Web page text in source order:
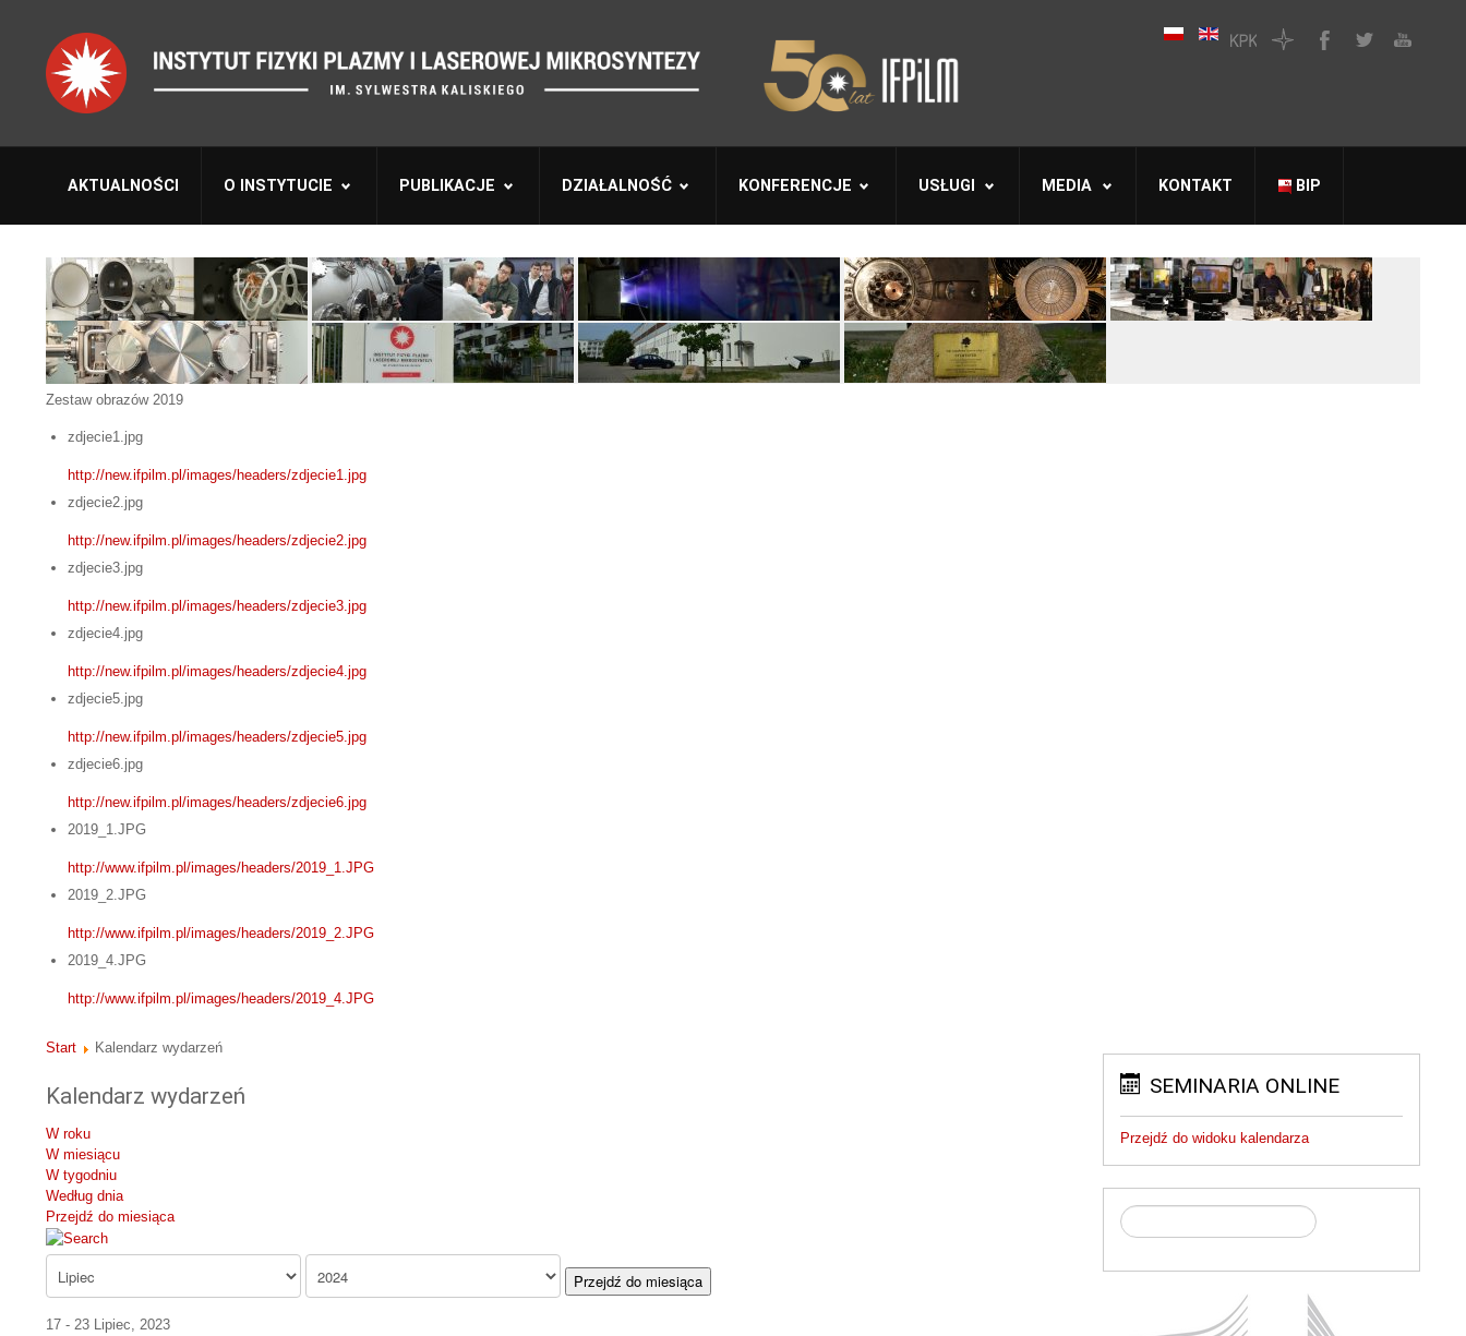
AKTUALNOŚCI O INSTYTUCIE PUBLIKACJE DZIAŁALNOŚĆ KONFERENCJE USŁUGI MEDIA KONTAKT BIP
Zestaw obrazów 2019
zdjecie1.jpg
http://new.ifpilm.pl/images/headers/zdjecie1.jpg
zdjecie2.jpg
http://new.ifpilm.pl/images/headers/zdjecie2.jpg
zdjecie3.jpg
http://new.ifpilm.pl/images/headers/zdjecie3.jpg
zdjecie4.jpg
http://new.ifpilm.pl/images/headers/zdjecie4.jpg
zdjecie5.jpg
http://new.ifpilm.pl/images/headers/zdjecie5.jpg
zdjecie6.jpg
http://new.ifpilm.pl/images/headers/zdjecie6.jpg
2019_1.JPG
http://www.ifpilm.pl/images/headers/2019_1.JPG
2019_2.JPG
http://www.ifpilm.pl/images/headers/2019_2.JPG
2019_4.JPG
http://www.ifpilm.pl/images/headers/2019_4.JPG
Start Kalendarz wydarzeń
Kalendarz wydarzeń
W roku
W miesiącu
W tygodniu
Według dnia
Przejdź do miesiąca
Przejdź do miesiąca
17 - 23 Lipiec, 2023
SEMINARIA ONLINE
Przejdź do widoku kalendarza